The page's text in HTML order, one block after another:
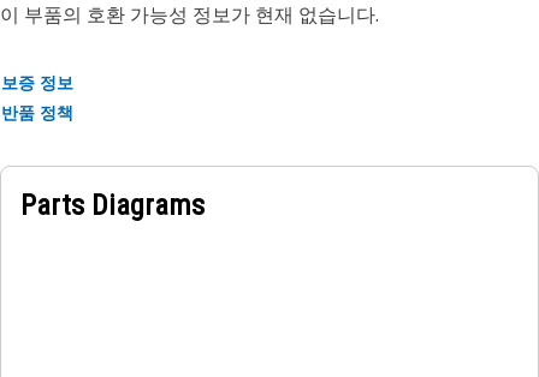
이 부품의 호환 가능성 정보가 현재 없습니다.
보증 정보
반품 정책
Parts Diagrams